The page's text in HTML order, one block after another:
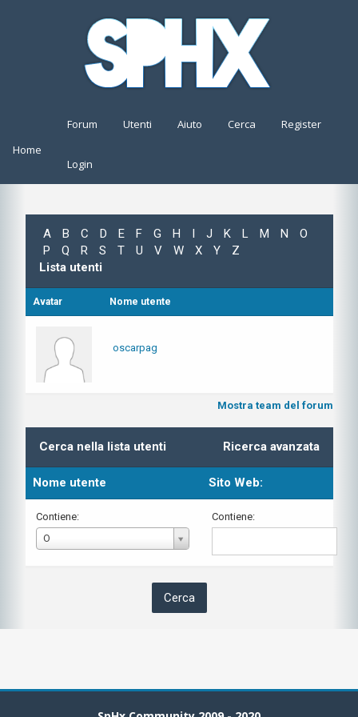
Home
Forum Utenti Aiuto Cerca Register
Login
A B C D E F G H I J K L M N
O
P
Q R S T U V W X Y
Z
Lista utenti
Avatar Nome utente
oscarpag
Mostra team del forum
Ricerca avanzata
Cerca nella lista utenti
Nome utente Sito Web:
Contiene:
O
Nome
utente
Contiene: